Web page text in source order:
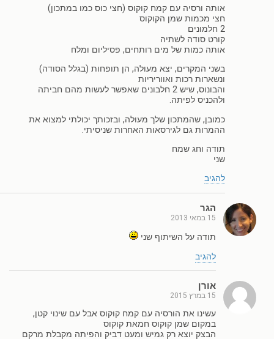
אותה ורסיה עם קמח קוקוס (חצי כוס כמו במתכון)
חצי מכמות שמן הקוקוס
2 חלמונים
קורט סודה לשתיה
אותה כמות של מים רותחים, פסיליום ומלח
בשני המקרים, יצא מעולה, הן תופחות (בגלל הסודה)
ונשארות רכות ואווריריות
והבונוס, שיש 2 חלבונים שאפשר לעשות מהם חביתה
ולהכניס לפיתה.
כמובן, שהמתכון שלך מעולה, ובזכותך יכולתי למצוא את
ההמרות גם לגירסאות האחרות שניסיתי.
תודה וחג שמח
שני
להגיב
הגר
15 במאי 2013
תודה על השיתוף שני
להגיב
אורן
15 במרץ 2015
עשינו את הורסיה עם קמח קוקוס אבל עם שינוי קטן,
במקום שמן קוקוס חמאת קוקוס
הבצק יוצא רק גמיש ומעט דביק והפיתה מקבלת מרקם